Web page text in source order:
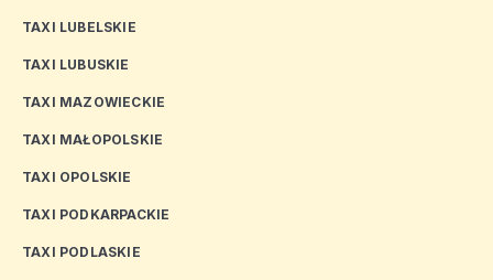
TAXI LUBELSKIE
TAXI LUBUSKIE
TAXI MAZOWIECKIE
TAXI MAŁOPOLSKIE
TAXI OPOLSKIE
TAXI PODKARPACKIE
TAXI PODLASKIE